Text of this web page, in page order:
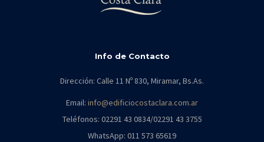
Info de Contacto
Dirección: Calle 11 Nº 830, Miramar, Bs.As.
Email: info@edificiocostaclara.com.ar
Teléfonos: 02291 43 0834/02291 43 3755
WhatsApp: 011 573 65619